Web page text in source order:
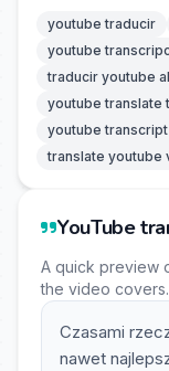
youtube traducir
youtube
traducir youtube
youtube translate
youtube
translate youtube
YouTube
A quick preview
the video covers.
Czasami
nawet